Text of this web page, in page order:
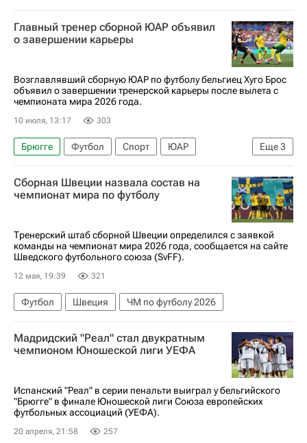
Главный тренер сборной ЮАР объявил
о завершении карьеры
Возглавлявший сборную ЮАР по футболу бельгиец Хуго Брос
объявил о завершении тренерской карьеры после вылета с
чемпионата мира 2026 года.
10 июля, 13:17 303
Еще3
Брюгге Футбол Спорт
ЮАР
Бельгия
Канада Андерлехт
Сборная Швеции назвала состав на
чемпионат мира по футболу
Тренерский штаб сборной Швеции определился с заявкой
команды на чемпионат мира 2026 года, сообщается на сайте
Шведского футбольного союза (SvFF).
12 мая, 19:39 321
Футбол Швеция ЧМ по футболу 2026
Мадридский "Реал" стал двукратным
чемпионом Юношеской лиги УЕФА
Испанский "Реал" в серии пенальти выиграл у бельгийского
"Брюгге" в финале Юношеской лиги Союза европейских
футбольных ассоциаций (УЕФА).
20 апреля, 21:58 257